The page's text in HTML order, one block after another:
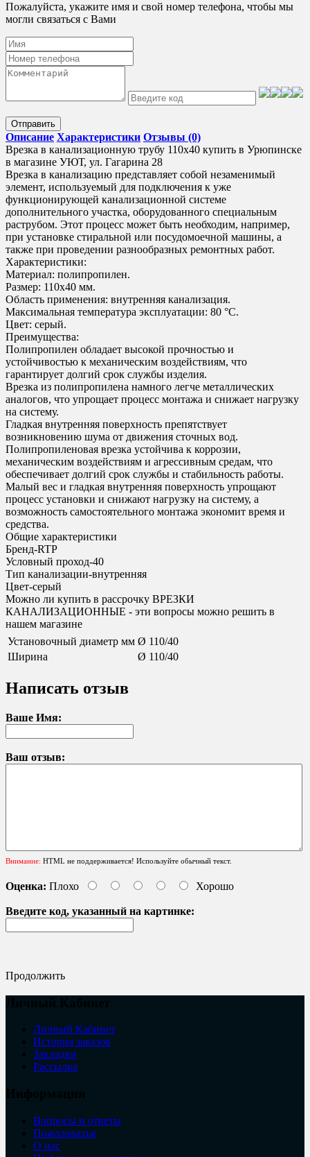
Пожалуйста, укажите имя и свой номер телефона, чтобы мы
могли связаться с Вами
Отправить
Описание Характеристики Отзывы (0)
Врезка в канализационную трубу 110х40 купить в Урюпинске
в магазине УЮТ, ул. Гагарина 28
Врезка в канализацию представляет собой незаменимый
элемент, используемый для подключения к уже
функционирующей канализационной системе
дополнительного участка, оборудованного специальным
раструбом. Этот процесс может быть необходим, например,
при установке стиральной или посудомоечной машины, а
также при проведении разнообразных ремонтных работ.
Характеристики:
Материал: полипропилен.
Размер: 110х40 мм.
Область применения: внутренняя канализация.
Максимальная температура эксплуатации: 80 °С.
Цвет: серый.
Преимущества:
Полипропилен обладает высокой прочностью и
устойчивостью к механическим воздействиям, что
гарантирует долгий срок службы изделия.
Врезка из полипропилена намного легче металлических
аналогов, что упрощает процесс монтажа и снижает нагрузку
на систему.
Гладкая внутренняя поверхность препятствует
возникновению шума от движения сточных вод.
Полипропиленовая врезка устойчива к коррозии,
механическим воздействиям и агрессивным средам, что
обеспечивает долгий срок службы и стабильность работы.
Малый вес и гладкая внутренняя поверхность упрощают
процесс установки и снижают нагрузку на систему, а
возможность самостоятельного монтажа экономит время и
средства.
Общие характеристики
Бренд-RTP
Условный проход-40
Тип канализации-внутренняя
Цвет-серый
Можно ли купить в рассрочку ВРЕЗКИ
КАНАЛИЗАЦИОННЫЕ - эти вопросы можно решить в
нашем магазине
Установочный диаметр мм Ø 110/40
Ширина
Ø 110/40
Написать отзыв
Ваше Имя:
Ваш отзыв:
Внимание: HTML не поддерживается! Используйте обычный текст.
Оценка: Плохо Хорошо
Введите код, указанный на картинке:
Продолжить
Личный Кабинет
История заказов
Закладки
Рассылка
Вопросы и ответы
Пожаловатья
О нас